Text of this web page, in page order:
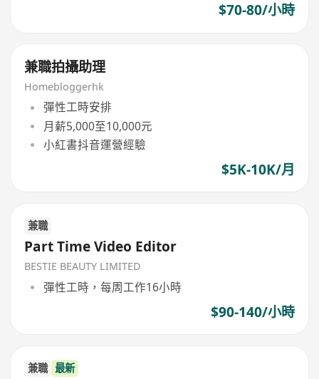
$70-80/小時
兼職拍攝助理
Homebloggerhk
彈性工時安排
月薪5,000至10,000元
小紅書抖音運營經驗
$5K-10K/月
兼職
Part Time Video Editor
BESTIE BEAUTY LIMITED
彈性工時，每周工作16小時
$90-140/小時
兼職 最新